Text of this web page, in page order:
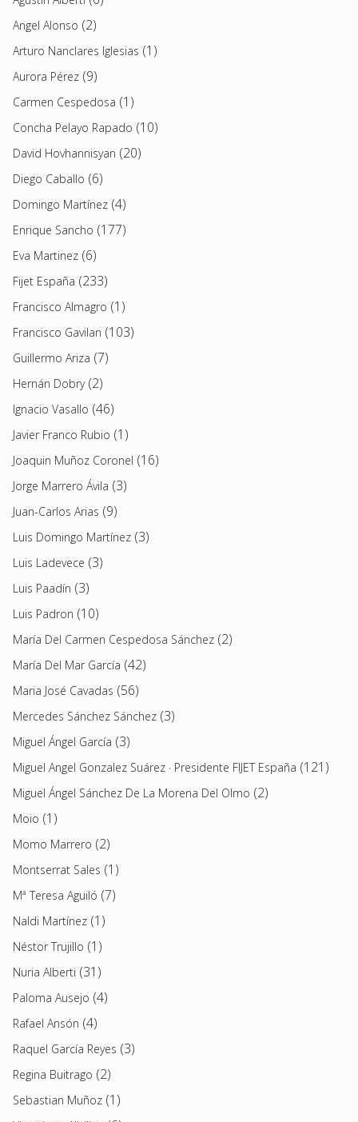
Angel Alonso (2)
Arturo Nanclares Iglesias (1)
Aurora Pérez (9)
Carmen Cespedosa (1)
Concha Pelayo Rapado (10)
David Hovhannisyan (20)
Diego Caballo (6)
Domingo Martínez (4)
Enrique Sancho (177)
Eva Martinez (6)
Fijet España (233)
Francisco Almagro (1)
Francisco Gavilan (103)
Guillermo Ariza (7)
Hernán Dobry(2)
Ignacio Vasallo (46)
Javier Franco Rubio (1)
Joaquin Muñoz Coronel (16)
Jorge Marrero Ávila (3)
Juan-Carlos Arias (9)
Luis Domingo Martínez (3)
Luis Ladevece (3)
Luis Paadín (3)
Luis Padron (10)
María Del Carmen Cespedosa Sánchez (2)
María Del Mar García (42)
Maria José Cavadas (56)
Mercedes Sánchez Sánchez (3)
Miguel Ángel García (3)
Miguel Angel Gonzalez Suárez · Presidente FIJET España (121)
Miguel Ángel Sánchez De La Morena Del Olmo (2)
Moio (1)
Momo Marrero (2)
Montserrat Sales (1)
Mª Teresa Aguiló (7)
Naldi Martínez (1)
Néstor Trujillo (1)
Nuria Alberti (31)
Paloma Ausejo (4)
Rafael Ansón (4)
Raquel García Reyes (3)
Regina Buitrago (2)
Sebastian Muñoz (1)